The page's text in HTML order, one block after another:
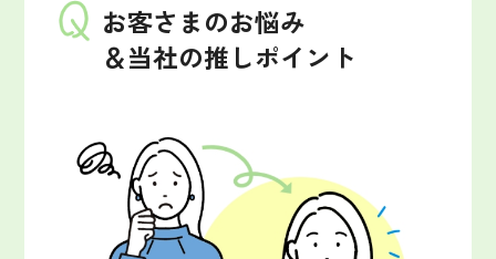
お客さまのお悩み
＆当社の推しポイント